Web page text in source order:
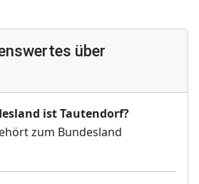
über
ist Tautendorf?
zum Bundesland